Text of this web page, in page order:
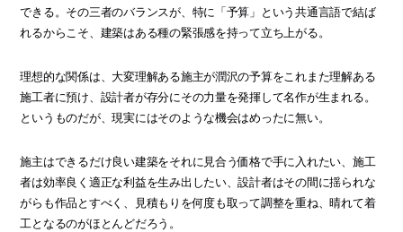
できる。その三者のバランスが、特に「予算」という共通言語で結ば
れるからこそ、建築はある種の緊張感を持って立ち上がる。
理想的な関係は、大変理解ある施主が潤沢の予算をこれまた理解ある
施工者に預け、設計者が存分にその力量を発揮して名作が生まれる。
というものだが、現実にはそのような機会はめったに無い。
施主はできるだけ良い建築をそれに見合う価格で手に入れたい、施工
者は効率良く適正な利益を生み出したい、設計者はその間に揺られな
がらも作品とすべく、見積もりを何度も取って調整を重ね、晴れて着
工となるのがほとんどだろう。